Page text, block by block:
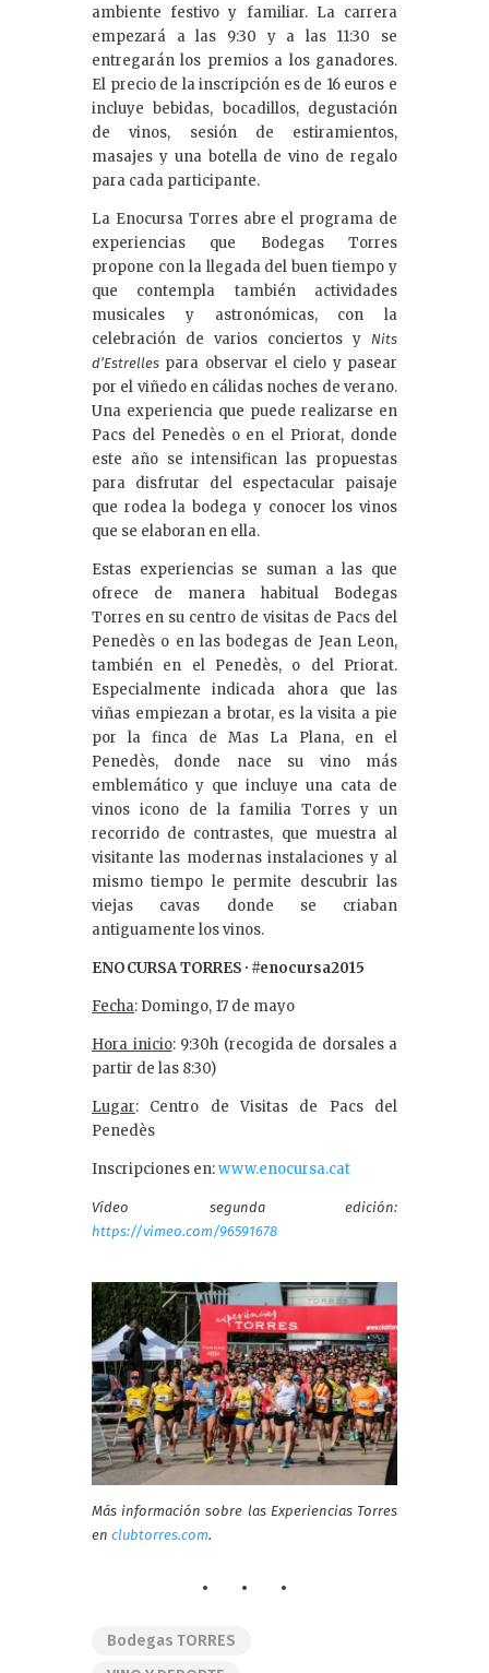
ambiente festivo y familiar. La carrera
empezará a las 9:30 y a las 11:30 se
entregarán los premios a los ganadores.
El precio de la inscripción es de 16 euros e
incluye bebidas, bocadillos, degustación
de vinos, sesión de estiramientos,
masajes y una botella de vino de regalo
para cada participante.
La Enocursa Torres abre el programa de
experiencias que Bodegas Torres
propone con la llegada del buen tiempo y
que contempla también actividades
musicales y astronómicas, con la
celebración de varios conciertos y
Nits
d’Estrelles para observar el cielo y pasear
por el viñedo en cálidas noches de verano.
Una experiencia que puede realizarse en
Pacs del Penedès o en el Priorat, donde
este año se intensifican las propuestas
para disfrutar del espectacular paisaje
que rodea la bodega y conocer los vinos
que se elaboran en ella.
Estas experiencias se suman a las que
ofrece de manera habitual Bodegas
Torres en su centro de visitas de Pacs del
Penedès o en las bodegas de Jean Leon,
también en el Penedès, o del Priorat.
Especialmente indicada ahora que las
viñas empiezan a brotar, es la visita a pie
por la finca de Mas La Plana, en el
Penedès, donde nace su vino más
emblemático y que incluye una cata de
vinos icono de la familia Torres y un
recorrido de contrastes, que muestra al
visitante las modernas instalaciones y al
mismo tiempo le permite descubrir las
viejas cavas donde se criaban
antiguamente los vinos.
ENOCURSA TORRES · #enocursa2015
Fecha: Domingo, 17 de mayo
Hora inicio: 9:30h (recogida de dorsales a
partir de las 8:30)
Lugar: Centro de Visitas de Pacs del
Penedès
Inscripciones en:www.enocursa.cat
Vídeo segunda edición:
https://vimeo.com/96591678
Más información sobre las Experiencias Torres
en clubtorres.com.
Bodegas TORRES